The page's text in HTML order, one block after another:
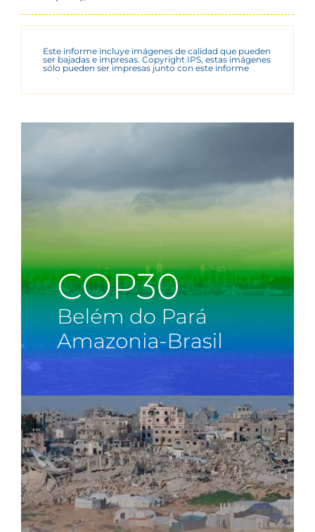
Este informe incluye imágenes de calidad que pueden
ser bajadas e impresas. Copyright IPS, estas imágenes
sólo pueden ser impresas junto con este informe